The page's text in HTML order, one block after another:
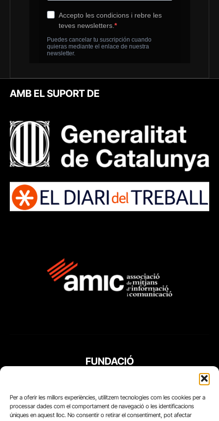
Per a oferir les millors experiències, utilitzem tecnologies com les cookies per a
processar dades com el comportament de navegació o les identificacions
úniques en aquest lloc. No consentir o retirar el consentiment, pot afectar
AMB EL SUPORT DE
FUNDACIÓ